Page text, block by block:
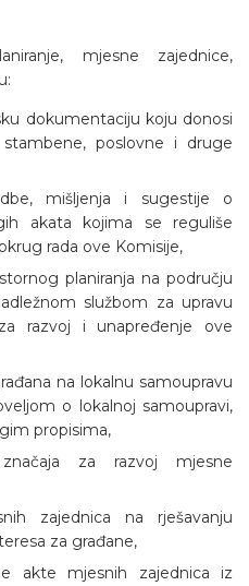
mjesne zajednice,
dokumentaciju koju donosi
poslovne i druge
mišljenja i sugestije o
akata kojima se reguliše
rada ove Komisije,
planiranja na području
službom za upravu
razvoj i unapređenje ove
na lokalnu samoupravu
o lokalnoj samoupravi,
propisima,
za razvoj mjesne
zajednica na rješavanju
za građane,
akte mjesnih zajednica iz